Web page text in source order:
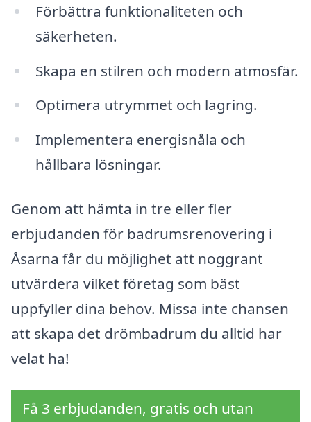
Förbättra funktionaliteten och
säkerheten.
Skapa en stilren och modern atmosfär.
Optimera utrymmet och lagring.
Implementera energisnåla och
hållbara lösningar.
Genom att hämta in tre eller fler
erbjudanden för badrumsrenovering i
Åsarna får du möjlighet att noggrant
utvärdera vilket företag som bäst
uppfyller dina behov. Missa inte chansen
att skapa det drömbadrum du alltid har
velat ha!
Få 3 erbjudanden, gratis och utan